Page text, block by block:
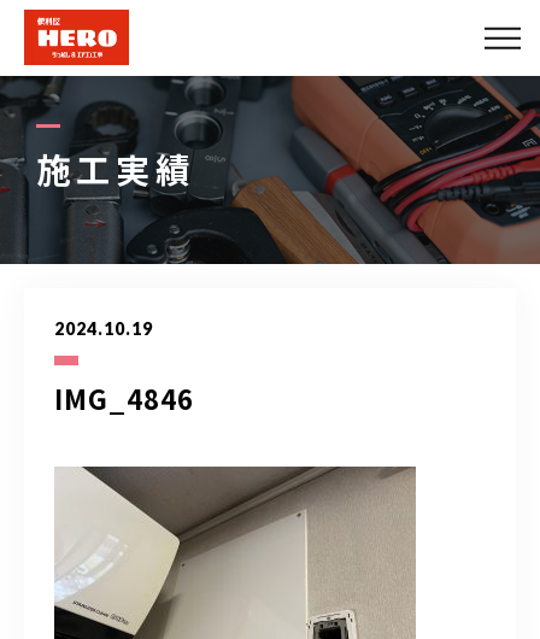
施工実績
2024.10.19
IMG_4846
会社概要
エアコンメニュー
便利屋メニュー
プロパートナー募集
スポットスタッフ募集中